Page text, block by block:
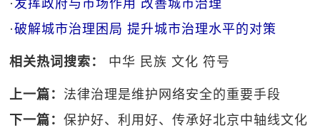
·发挥政府与市场作用 改善城市治理
·破解城市治理困局 提升城市治理水平的对策
相关热词搜索： 中华 民族 文化 符号
上一篇： 法律治理是维护网络安全的重要手段
下一篇：保护好、利用好、传承好北京中轴线文化